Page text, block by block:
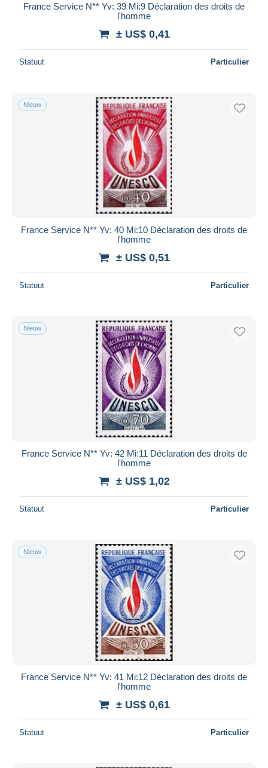
France Service N** Yv: 39 Mi:9 Déclaration des droits de
l'homme
± US$ 0,41
Statuut Particulier
Nieuw
France Service N** Yv: 40 Mi:10 Déclaration des droits de
l'homme
± US$ 0,51
Statuut Particulier
Nieuw
France Service N** Yv: 42 Mi:11 Déclaration des droits de
l'homme
± US$ 1,02
Statuut Particulier
Nieuw
France Service N** Yv: 41 Mi:12 Déclaration des droits de
l'homme
± US$ 0,61
Statuut Particulier